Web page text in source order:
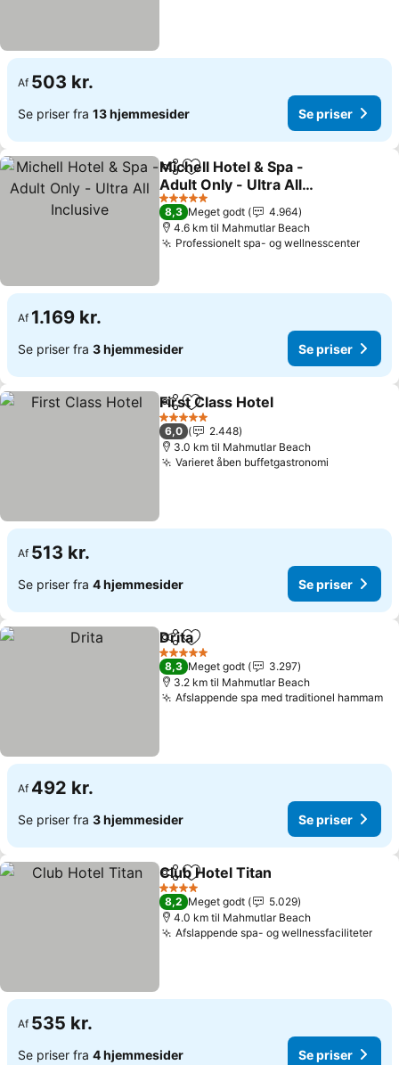
Af 503 kr.
Se priser fra 13 hjemmesider Se priser
Del Føj til favoritter
Michell Hotel & Spa -
Adult Only - Ultra All
Inclusive
Se priser
5 Stjerner
8,3 Meget godt
4.964
4.6 km til Mahmutlar Beach
Professionelt spa- og wellnesscenterSe
Af 1.169 kr.
Se priser fra 3 hjemmesider Se priser
Del Føj til favoritter
First Class Hotel
5 Stjerner
6,0
2.448
3.0 km til Mahmutlar Beach
Varieret åben buffetgastronomi
Af 513 kr.
Se priser fra 4 hjemmesider Se priser
Del Føj til favoritter
Drita
5 Stjerner
8,3 Meget godt
3.297
3.2 km til Mahmutlar Beach
Afslappende spa med traditionel hammam
Af 492 kr.
Se priser fra 3 hjemmesider Se priser
Del Føj til favoritter
Club Hotel Titan
4 Stjerner
8,2 Meget godt
5.029
4.0 km til Mahmutlar Beach
Afslappende spa- og wellnessfaciliteterSe
Af 535 kr.
Se priser fra 4 hjemmesider Se priser